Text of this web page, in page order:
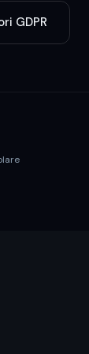
GDPR